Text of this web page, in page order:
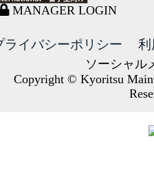
MANAGER LOGIN
ライバシーポリシー 利
ソーシャル
Copyright © Kyoritsu